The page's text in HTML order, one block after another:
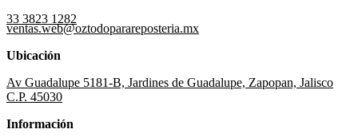
33 3823 1282
ventas.web@oztodoparareposteria.mx
Ubicación
Av Guadalupe 5181-B, Jardines de Guadalupe, Zapopan, Jalisco
C.P. 45030
Información